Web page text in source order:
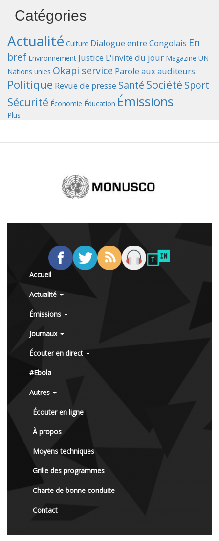
Catégories
Actualité Culture Dialogue entre Congolais En
bref Environnement Justice L'invité du jour Magazine UN
Nations unies Okapi service Parole aux auditeurs
Politique Revue de presse Santé Société Sport
Sécurité Économie Éducation Émissions
Plus
Accueil
Actualité
Émissions
Journaux
Écouter en direct
#Ebola
Autres
Écouter en ligne
À propos
Moyens techniques
Grille des programmes
Charte de bonne conduite
Contact